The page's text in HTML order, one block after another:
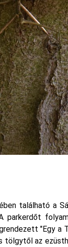
található a
parkerdőt
"Egy
tölgytől az